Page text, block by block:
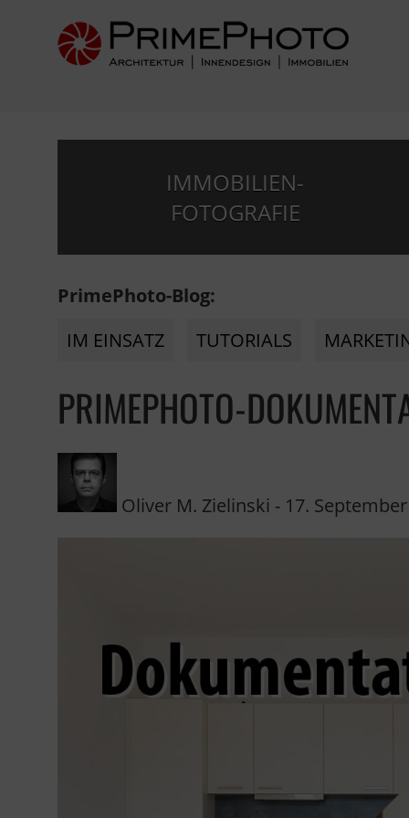
IMMOBILIEN-
FOTOGRAFIE
PrimePhoto-Blog:
IM EINSATZ
TUTORIALS
PRIMEPHOTO-
Oliver M. Zielinski - 17.